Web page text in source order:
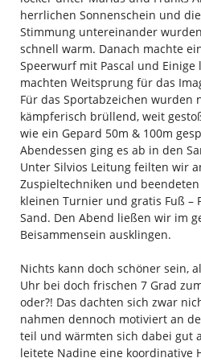
herrlichen Sonnenschein und
Stimmung untereinander
schnell warm. Danach machte
Speerwurf mit Pascal und
machten Weitsprung für das
Für das Sportabzeichen wurden
kämpferisch brüllend, weit
wie ein Gepard 50m & 100m
Abendessen ging es ab in den
Unter Silvios Leitung feilten wir
Zuspieltechniken und
kleinen Turnier und gratis Fuß –
Sand. Den Abend ließen wir im
Beisammensein ausklingen.
Nichts kann doch schöner sein,
Uhr bei doch frischen 7 Grad
oder?! Das dachten sich zwar
nahmen dennoch motiviert an
teil und wärmten sich dabei gut
leitete Nadine eine koordinative